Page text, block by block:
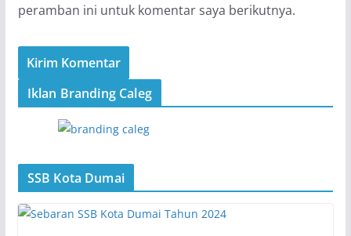
peramban ini untuk komentar saya berikutnya.
Iklan Branding Caleg
SSB Kota Dumai